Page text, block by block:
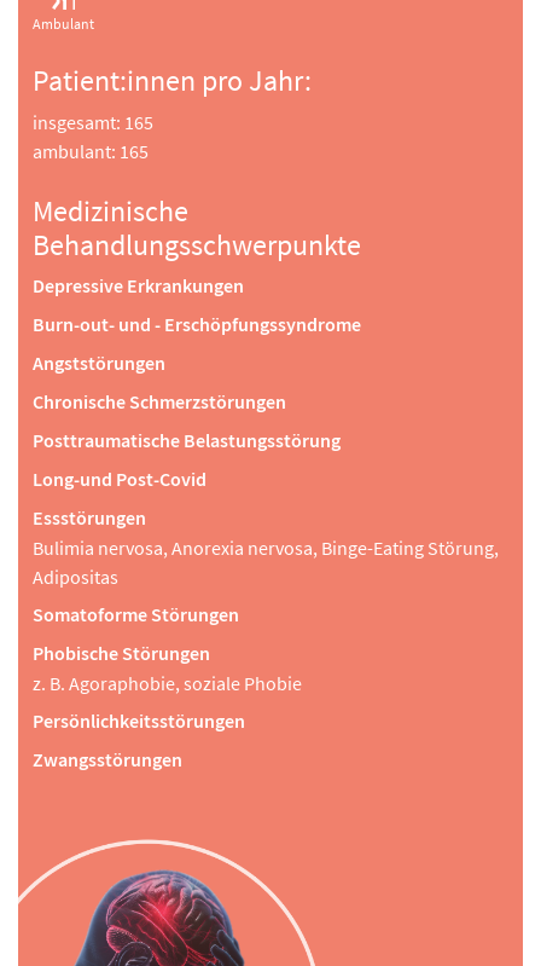
Ambulant
Patient:innen pro Jahr:
insgesamt: 165
ambulant: 165
Medizinische
Behandlungsschwerpunkte
Depressive Erkrankungen
Burn-out- und - Erschöpfungssyndrome
Angststörungen
Chronische Schmerzstörungen
Posttraumatische Belastungsstörung
Long-und Post-Covid
Essstörungen
Bulimia nervosa, Anorexia nervosa, Binge-Eating Störung,
Adipositas
Somatoforme Störungen
Phobische Störungen
z. B. Agoraphobie, soziale Phobie
Persönlichkeitsstörungen
Zwangsstörungen